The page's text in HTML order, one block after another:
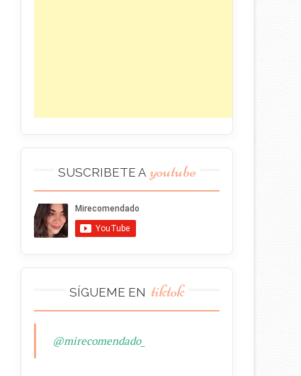
SUSCRIBETE A youtube
SÍGUEME EN tiktok
@mirecomendado_